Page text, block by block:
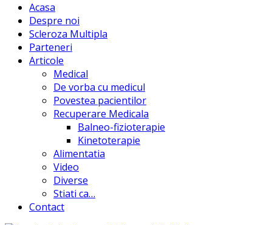
Acasa
Despre noi
Scleroza Multipla
Parteneri
Articole
Medical
De vorba cu medicul
Povestea pacientilor
Recuperare Medicala
Balneo-fizioterapie
Kinetoterapie
Alimentatia
Video
Diverse
Stiati ca…
Contact